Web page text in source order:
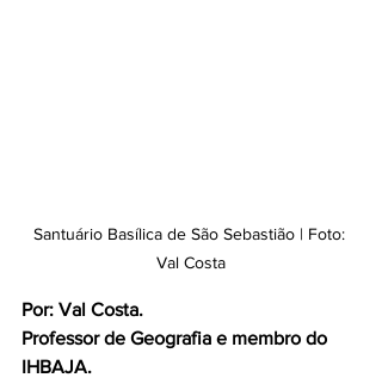
Santuário Basílica de São Sebastião | Foto:
Val Costa
Por: Val Costa.
Professor de Geografia e membro do
IHBAJA.